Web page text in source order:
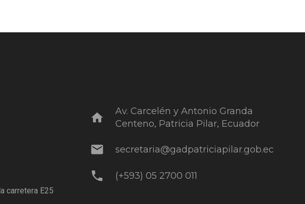
carretera E25
home
Av. Carcelén y Antonio Granda
Centeno, Patricia Pilar, Ecuador
mail secretaria@gadpatriciapilar.gob.ec
phone (+593) 05 2700 011